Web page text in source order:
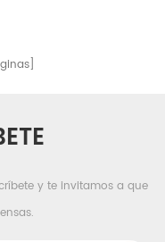
y te invitamos a que